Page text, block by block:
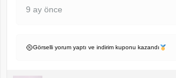
9 ay önce
Görselli yorum yaptı ve indirim kuponu kazandı